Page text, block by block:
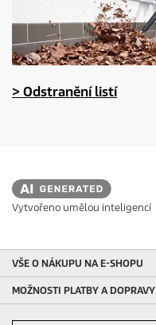
> Odstranění listí
Vytvořeno umělou inteligencí
VŠE O NÁKUPU NA E-SHOPU
MOŽNOSTI PLATBY A DOPRAVY